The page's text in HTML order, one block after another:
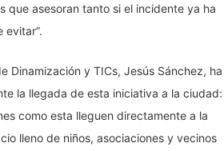
que asesoran tanto si el incidente ya ha
evitar”.
Dinamización y TICs, Jesús Sánchez, ha
la llegada de esta iniciativa a la ciudad:
como esta lleguen directamente a la
lleno de niños, asociaciones y vecinos